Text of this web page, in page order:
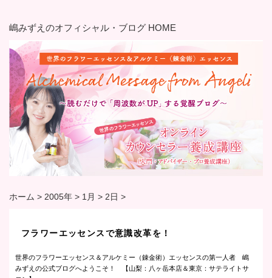
嶋みずえのオフィシャル・ブログ HOME
ホーム > 2005年 > 1月 > 2日 >
フラワーエッセンスで意識改革を！
世界のフラワーエッセンス＆アルケミー（錬金術）エッセンスの第一人者 嶋
みずえの公式ブログへようこそ！ 【山梨：八ヶ岳本店＆東京：サテライトサ